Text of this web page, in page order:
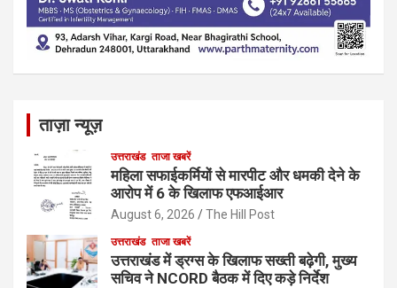
ताज़ा न्यूज़
उत्तराखंड ताजा खबरें
महिला सफाईकर्मियों से मारपीट और धमकी देने के
आरोप में 6 के खिलाफ एफआईआर
August 6, 2026 The Hill Post
उत्तराखंड ताजा खबरें
उत्तराखंड में ड्रग्स के खिलाफ सख्ती बढ़ेगी, मुख्य
सचिव ने NCORD बैठक में दिए कड़े निर्देश